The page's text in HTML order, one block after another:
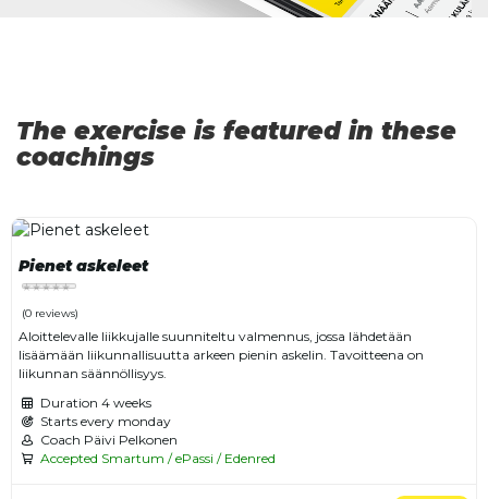
The exercise is featured in these
coachings
Pienet askeleet
(0 reviews)
Aloittelevalle liikkujalle suunniteltu valmennus, jossa lähdetään
lisäämään liikunnallisuutta arkeen pienin askelin. Tavoitteena on
liikunnan säännöllisyys.
Duration 4 weeks
Starts every monday
Coach Päivi Pelkonen
Accepted Smartum / ePassi / Edenred